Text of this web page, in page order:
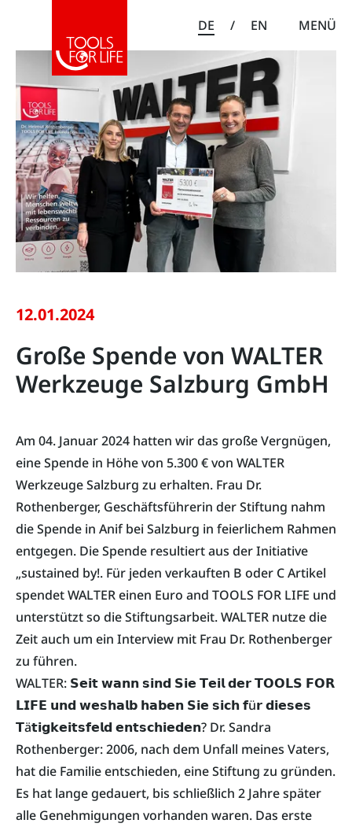
DE / EN MENÜ
12.01.2024
Große Spende von WALTER
Werkzeuge Salzburg GmbH
Am 04. Januar 2024 hatten wir das große Vergnügen,
eine Spende in Höhe von 5.300 € von WALTER
Werkzeuge Salzburg zu erhalten. Frau Dr.
Rothenberger, Geschäftsführerin der Stiftung nahm
die Spende in Anif bei Salzburg in feierlichem Rahmen
entgegen. Die Spende resultiert aus der Initiative
„sustained by!. Für jeden verkauften B oder C Artikel
spendet WALTER einen Euro and TOOLS FOR LIFE und
unterstützt so die Stiftungsarbeit. WALTER nutze die
Zeit auch um ein Interview mit Frau Dr. Rothenberger
zu führen.
WALTER: 𝗦𝗲𝗶𝘁 𝘄𝗮𝗻𝗻 𝘀𝗶𝗻𝗱 𝗦𝗶𝗲 𝗧𝗲𝗶𝗹 𝗱𝗲𝗿 𝗧𝗢𝗢𝗟𝗦 𝗙𝗢𝗥
𝗟𝗜𝗙𝗘 𝘂𝗻𝗱 𝘄𝗲𝘀𝗵𝗮𝗹𝗯 𝗵𝗮𝗯𝗲𝗻 𝗦𝗶𝗲 𝘀𝗶𝗰𝗵 𝗳ü𝗿 𝗱𝗶𝗲𝘀𝗲𝘀
𝗧ä𝘁𝗶𝗴𝗸𝗲𝗶𝘁𝘀𝗳𝗲𝗹𝗱 𝗲𝗻𝘁𝘀𝗰𝗵𝗶𝗲𝗱𝗲𝗻? Dr. Sandra
Rothenberger: 2006, nach dem Unfall meines Vaters,
hat die Familie entschieden, eine Stiftung zu gründen.
Es hat lange gedauert, bis schließlich 2 Jahre später
alle Genehmigungen vorhanden waren. Das erste